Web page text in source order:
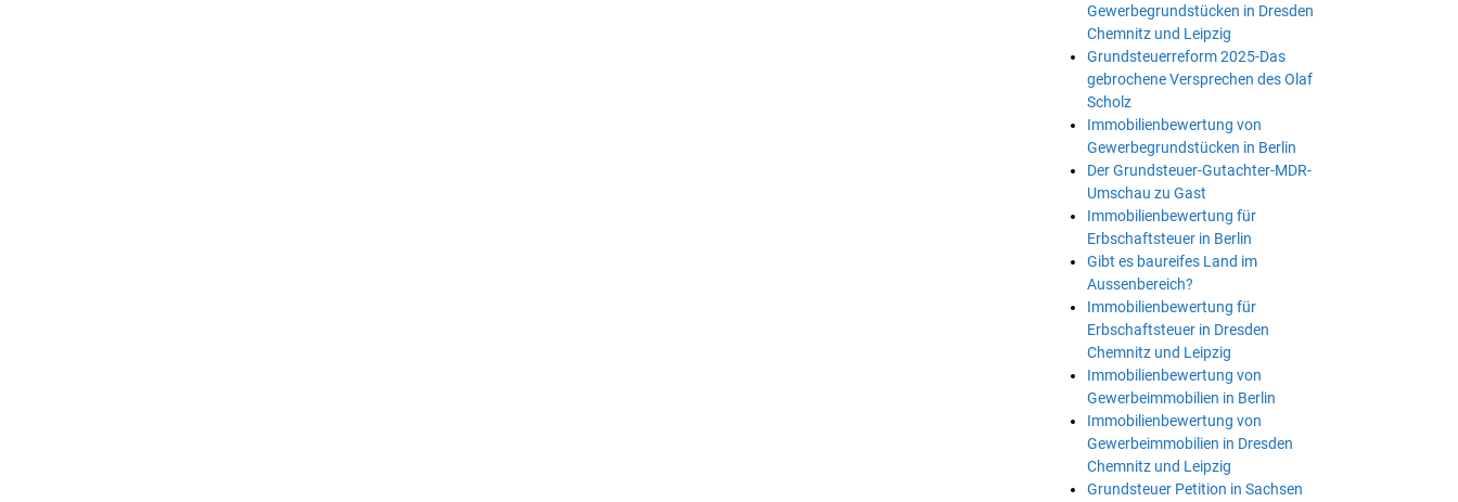
Gewerbegrundstücken in Dresden
Chemnitz und Leipzig
Grundsteuerreform 2025-Das
gebrochene Versprechen des Olaf
Scholz
Immobilienbewertung von
Gewerbegrundstücken in Berlin
Der Grundsteuer-Gutachter-MDR-
Umschau zu Gast
Immobilienbewertung für
Erbschaftsteuer in Berlin
Gibt es baureifes Land im
Aussenbereich?
Immobilienbewertung für
Erbschaftsteuer in Dresden
Chemnitz und Leipzig
Immobilienbewertung von
Gewerbeimmobilien in Berlin
Immobilienbewertung von
Gewerbeimmobilien in Dresden
Chemnitz und Leipzig
Grundsteuer Petition in Sachsen